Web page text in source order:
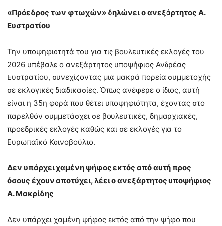
«Πρόεδρος των φτωχών» δηλώνει ο ανεξάρτητος Α.
Ευστρατίου
Την υποψηφιότητά του για τις βουλευτικές εκλογές του
2026 υπέβαλε ο ανεξάρτητος υποψήφιος Ανδρέας
Ευστρατίου, συνεχίζοντας μια μακρά πορεία συμμετοχής
σε εκλογικές διαδικασίες. Όπως ανέφερε ο ίδιος, αυτή
είναι η 35η φορά που θέτει υποψηφιότητα, έχοντας στο
παρελθόν συμμετάσχει σε βουλευτικές, δημαρχιακές,
προεδρικές εκλογές καθώς και σε εκλογές για το
Ευρωπαϊκό Κοινοβούλιο.
Δεν υπάρχει χαμένη ψήφος εκτός από αυτή προς
όσους έχουν αποτύχει, λέει ο ανεξάρτητος υποψήφιος
Α. Μακρίδης
Δεν υπάρχει χαμένη ψήφος εκτός από την ψήφο που